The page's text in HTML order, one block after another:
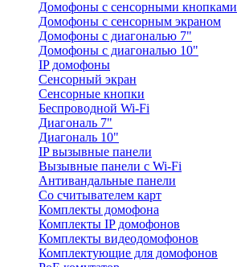
Домофоны с сенсорными кнопками
Домофоны с сенсорным экраном
Домофоны с диагональю 7"
Домофоны с диагональю 10"
IP домофоны
Сенсорный экран
Сенсорные кнопки
Беспроводной Wi-Fi
Диагональ 7"
Диагональ 10"
IP вызывные панели
Вызывные панели с Wi-Fi
Антивандальные панели
Со считывателем карт
Комплекты домофона
Комплекты IP домофонов
Комплекты видеодомофонов
Комплектующие для домофонов